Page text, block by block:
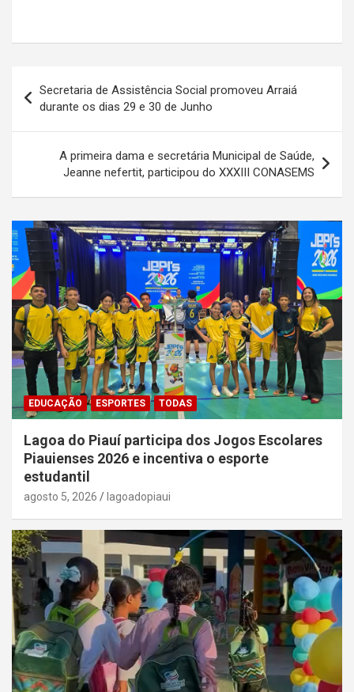
de
Post
Secretaria de Assistência Social promoveu Arraiá
durante os dias 29 e 30 de Junho
A primeira dama e secretária Municipal de Saúde,
Jeanne nefertit, participou do XXXIII CONASEMS
EDUCAÇÃO ESPORTES TODAS
Lagoa do Piauí participa dos Jogos Escolares
Piauienses 2026 e incentiva o esporte
estudantil
agosto 5, 2026 lagoadopiaui